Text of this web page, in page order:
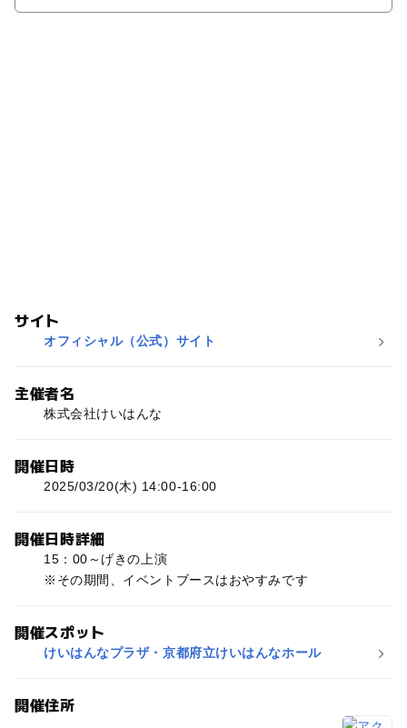
サイト
オフィシャル（公式）サイト
主催者名
株式会社けいはんな
開催日時
2025/03/20(木) 14:00-16:00
開催日時詳細
15：00～げきの上演
※その期間、イベントブースはおやすみです
開催スポット
けいはんなプラザ・京都府立けいはんなホール
開催住所